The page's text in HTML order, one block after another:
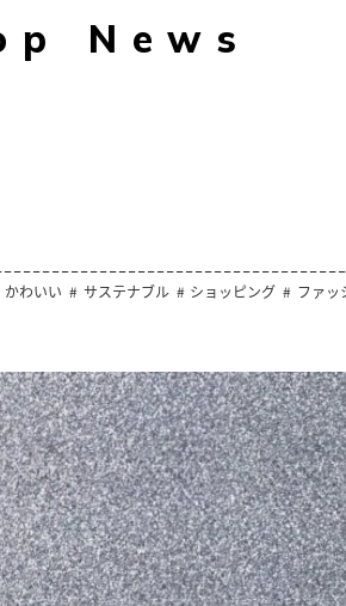
News
かわいい サステナブル ショッピング
ファッ